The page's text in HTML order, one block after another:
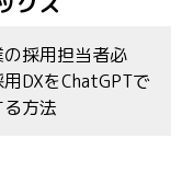
の採用担当者必
DXをChatGPTで
方法